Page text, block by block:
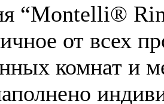
“Montelli®
от всех
комнат и